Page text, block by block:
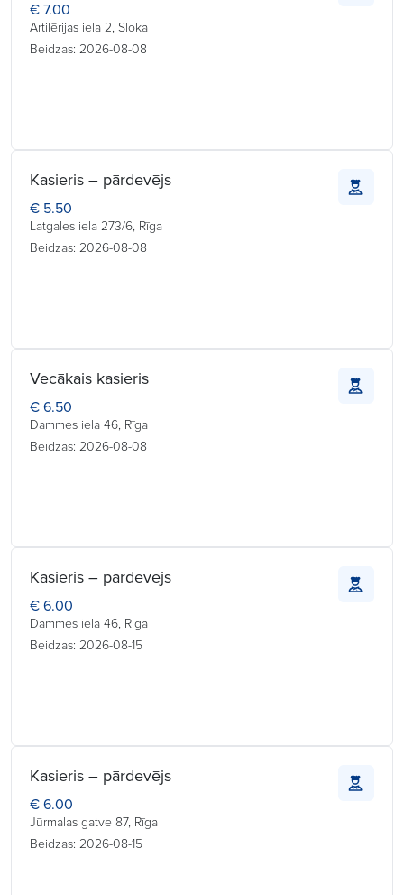
€ 7.00
Artilērijas iela 2, Sloka
Beidzas: 2026-08-08
Kasieris – pārdevējs
€ 5.50
Latgales iela 273/6, Rīga
Beidzas: 2026-08-08
Vecākais kasieris
€ 6.50
Dammes iela 46, Rīga
Beidzas: 2026-08-08
Kasieris – pārdevējs
€ 6.00
Dammes iela 46, Rīga
Beidzas: 2026-08-15
Kasieris – pārdevējs
€ 6.00
Jūrmalas gatve 87, Rīga
Beidzas: 2026-08-15